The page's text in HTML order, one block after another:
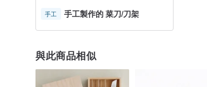
手工 手工製作的 菜刀/刀架
與此商品相似